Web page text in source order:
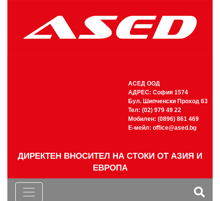
АСЕД ООД
АДРЕС: София 1574
Бул. Шипченски Проход 63
Тел: (02) 979 49 22
Мобилен: (0896) 861 469
Е-мейл: office@ased.bg
ДИРЕКТЕН ВНОСИТЕЛ НА СТОКИ ОТ АЗИЯ И
ЕВРОПА